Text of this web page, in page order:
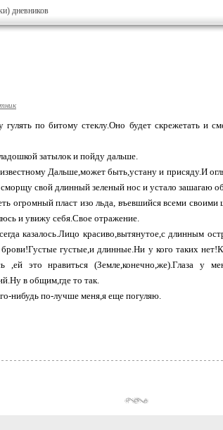
дневников
по битому стеклу.Оно будет скрежетать и
затылок и пойду дальше.
Дальше,может быть,устану и присяду.И
свой длинный зеленый нос и устало зашагаю
огромный пласт изо льда, въевшийся всеми
и увижу себя.Свое отражение.
казалось.Лицо красиво,вытянутое,с длинным
густые,и длинные.Ни у кого таких
,ей это нравиться (Земле,конечно,же).Глаза у
в общим,где то так.
нибудь по-лучше меня,я еще погуляю.